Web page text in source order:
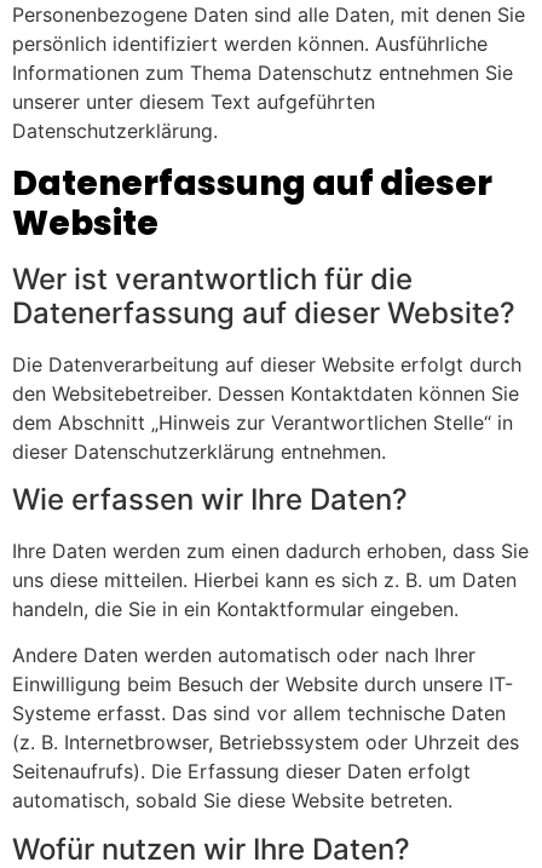
Personenbezogene Daten sind alle Daten, mit denen Sie
persönlich identifiziert werden können. Ausführliche
Informationen zum Thema Datenschutz entnehmen Sie
unserer unter diesem Text aufgeführten
Datenschutzerklärung.
Datenerfassung auf dieser
Website
Wer ist verantwortlich für die
Datenerfassung auf dieser Website?
Die Datenverarbeitung auf dieser Website erfolgt durch
den Websitebetreiber. Dessen Kontaktdaten können Sie
dem Abschnitt „Hinweis zur Verantwortlichen Stelle“ in
dieser Datenschutzerklärung entnehmen.
Wie erfassen wir Ihre Daten?
Ihre Daten werden zum einen dadurch erhoben, dass Sie
uns diese mitteilen. Hierbei kann es sich z. B. um Daten
handeln, die Sie in ein Kontaktformular eingeben.
Andere Daten werden automatisch oder nach Ihrer
Einwilligung beim Besuch der Website durch unsere IT-
Systeme erfasst. Das sind vor allem technische Daten
(z. B. Internetbrowser, Betriebssystem oder Uhrzeit des
Seitenaufrufs). Die Erfassung dieser Daten erfolgt
automatisch, sobald Sie diese Website betreten.
Wofür nutzen wir Ihre Daten?